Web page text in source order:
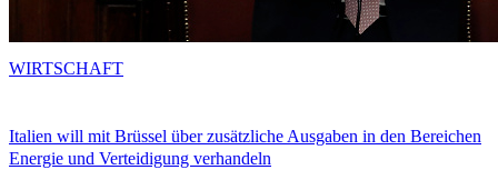
Italien will mit Brüssel über zusätzliche Ausgaben in den Bereichen
Energie und Verteidigung verhandeln
WIRTSCHAFT